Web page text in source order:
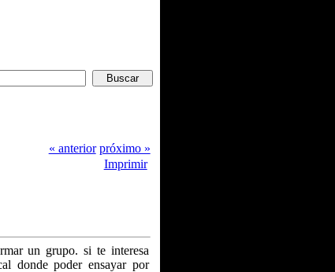
« anterior próximo »
Imprimir
un grupo. si te interesa
donde poder ensayar por